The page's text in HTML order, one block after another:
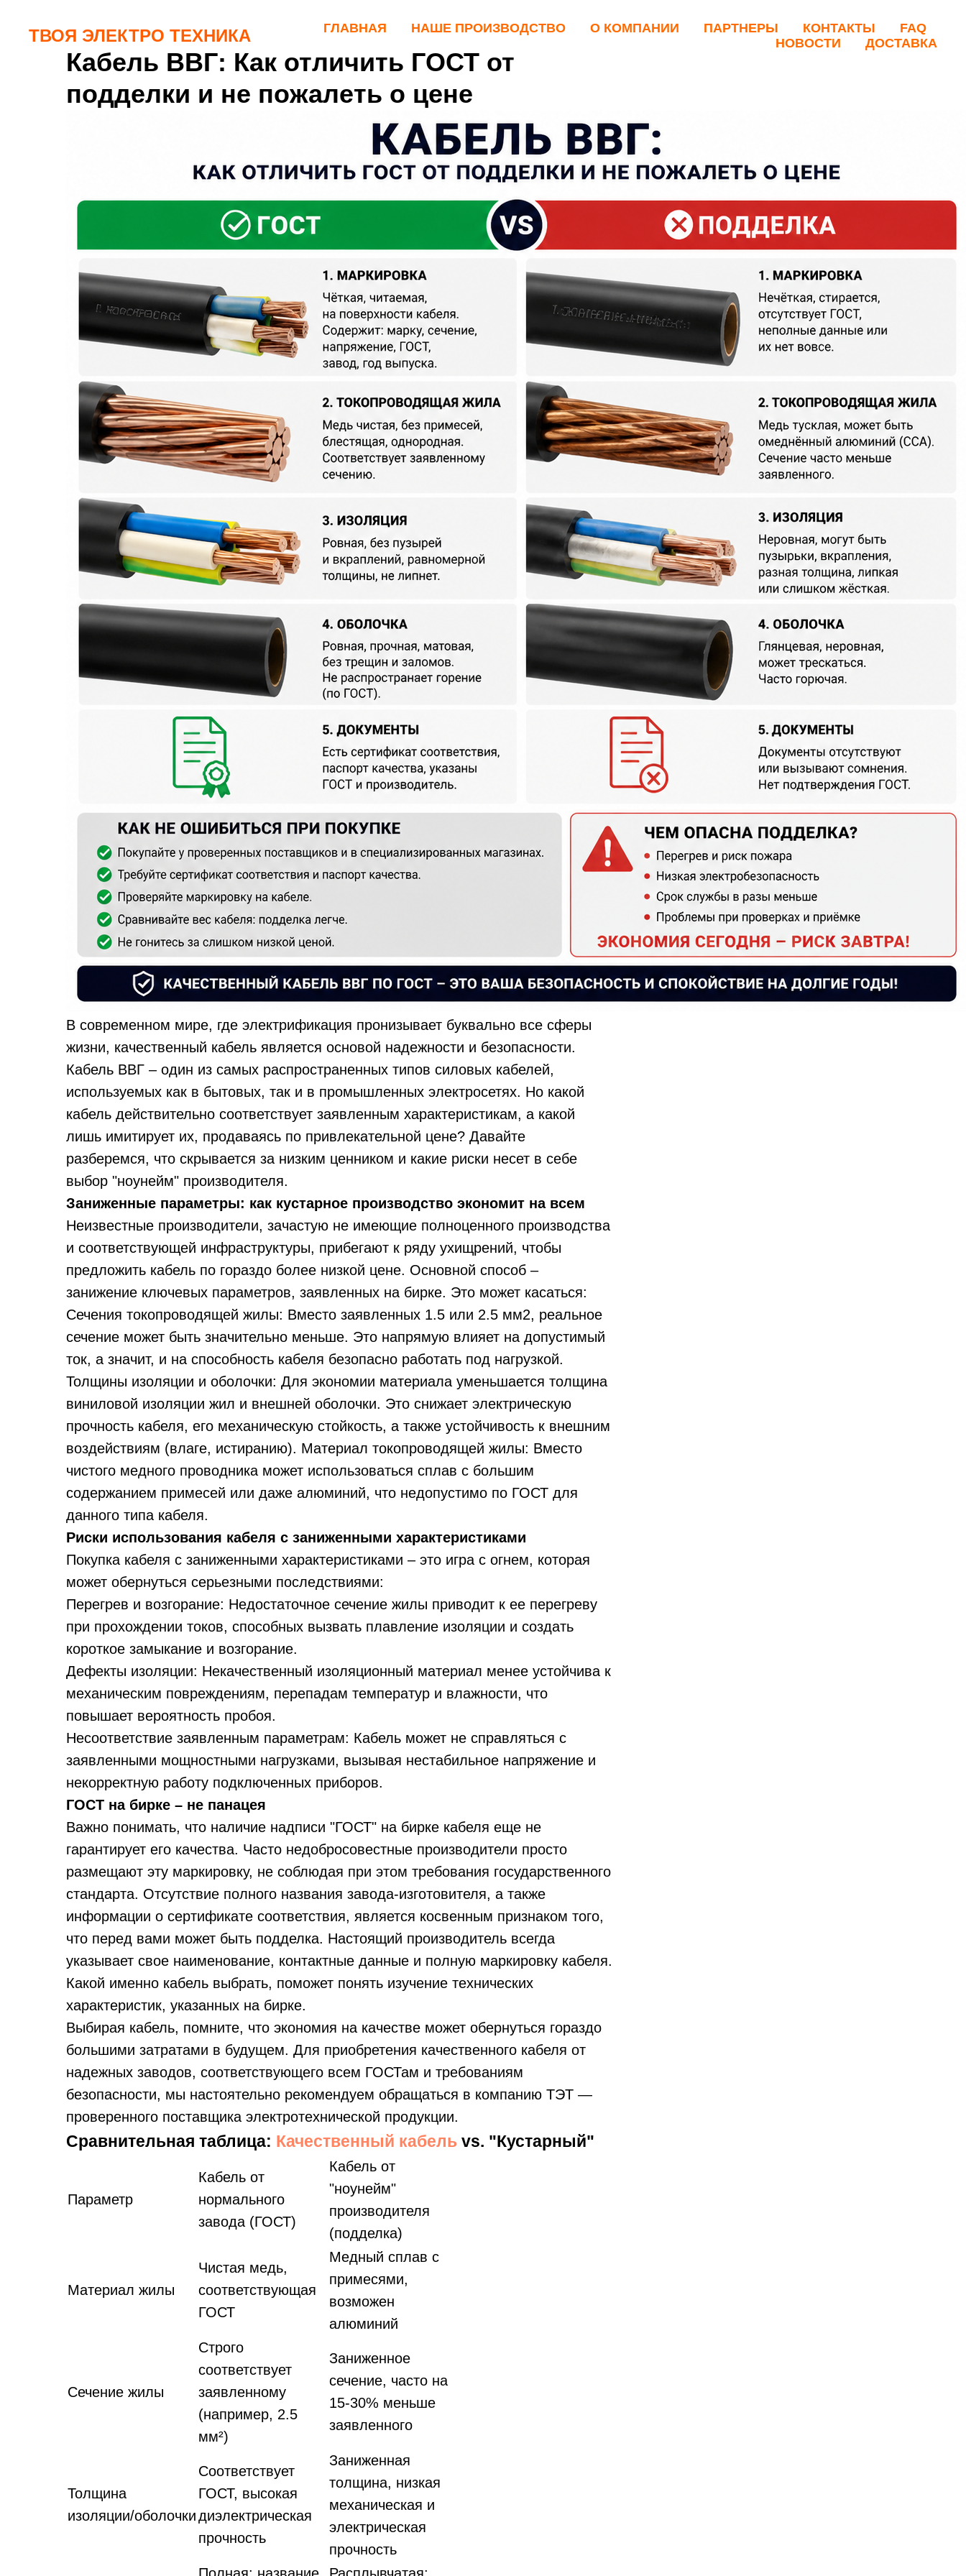
ТВОЯ ЭЛЕКТРО ТЕХНИКА ГЛАВНАЯ НАШЕ ПРОИЗВОДСТВО О КОМПАНИИ ПАРТНЕРЫ КОНТАКТЫ
FAQ
НОВОСТИ
ДОСТАВКА
Кабель ВВГ: Как отличить ГОСТ от
подделки и не пожалеть о цене
В современном мире, где электрификация пронизывает буквально все сферы
жизни, качественный кабель является основой надежности и безопасности.
Кабель ВВГ – один из самых распространенных типов силовых кабелей,
используемых как в бытовых, так и в промышленных электросетях. Но какой
кабель действительно соответствует заявленным характеристикам, а какой
лишь имитирует их, продаваясь по привлекательной цене? Давайте
разберемся, что скрывается за низким ценником и какие риски несет в себе
выбор "ноунейм" производителя.
Заниженные параметры: как кустарное производство экономит на всем
Неизвестные производители, зачастую не имеющие полноценного производства
и соответствующей инфраструктуры, прибегают к ряду ухищрений, чтобы
предложить кабель по гораздо более низкой цене. Основной способ –
занижение ключевых параметров, заявленных на бирке. Это может касаться:
Сечения токопроводящей жилы: Вместо заявленных 1.5 или 2.5 мм2, реальное
сечение может быть значительно меньше. Это напрямую влияет на допустимый
ток, а значит, и на способность кабеля безопасно работать под нагрузкой.
Толщины изоляции и оболочки: Для экономии материала уменьшается толщина
виниловой изоляции жил и внешней оболочки. Это снижает электрическую
прочность кабеля, его механическую стойкость, а также устойчивость к внешним
воздействиям (влаге, истиранию). Материал токопроводящей жилы: Вместо
чистого медного проводника может использоваться сплав с большим
содержанием примесей или даже алюминий, что недопустимо по ГОСТ для
данного типа кабеля.
Риски использования кабеля с заниженными характеристиками
Покупка кабеля с заниженными характеристиками – это игра с огнем, которая
может обернуться серьезными последствиями:
Перегрев и возгорание: Недостаточное сечение жилы приводит к ее перегреву
при прохождении токов, способных вызвать плавление изоляции и создать
короткое замыкание и возгорание.
Дефекты изоляции: Некачественный изоляционный материал менее устойчива к
механическим повреждениям, перепадам температур и влажности, что
повышает вероятность пробоя.
Несоответствие заявленным параметрам: Кабель может не справляться с
заявленными мощностными нагрузками, вызывая нестабильное напряжение и
некорректную работу подключенных приборов.
ГОСТ на бирке – не панацея
Важно понимать, что наличие надписи "ГОСТ" на бирке кабеля еще не
гарантирует его качества. Часто недобросовестные производители просто
размещают эту маркировку, не соблюдая при этом требования государственного
стандарта. Отсутствие полного названия завода-изготовителя, а также
информации о сертификате соответствия, является косвенным признаком того,
что перед вами может быть подделка. Настоящий производитель всегда
указывает свое наименование, контактные данные и полную маркировку кабеля.
Какой именно кабель выбрать, поможет понять изучение технических
характеристик, указанных на бирке.
Выбирая кабель, помните, что экономия на качестве может обернуться гораздо
большими затратами в будущем. Для приобретения качественного кабеля от
надежных заводов, соответствующего всем ГОСТам и требованиям
безопасности, мы настоятельно рекомендуем обращаться в компанию ТЭТ —
проверенного поставщика электротехнической продукции.
Сравнительная таблица: Качественный кабель vs. "Кустарный"
Параметр
Кабель от
нормального
завода (ГОСТ)
Кабель от
"ноунейм"
производителя
(подделка)
Материал жилы
Чистая медь,
соответствующая
ГОСТ
Медный сплав с
примесями,
возможен
алюминий
Сечение жилы
Строго
соответствует
заявленному
(например, 2.5
мм²)
Заниженное
сечение, часто на
15-30% меньше
заявленного
Толщина
изоляции/оболочки
Соответствует
ГОСТ, высокая
диэлектрическая
прочность
Заниженная
толщина, низкая
механическая и
электрическая
прочность